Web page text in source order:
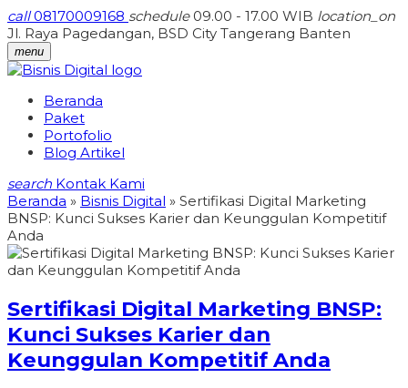
call08170009168 schedule09.00 - 17.00 WIB location_on
Jl. Raya Pagedangan, BSD City Tangerang Banten
menu
Beranda
Paket
Portofolio
Blog Artikel
search Kontak Kami
Beranda » Bisnis Digital » Sertifikasi Digital Marketing
BNSP: Kunci Sukses Karier dan Keunggulan Kompetitif
Anda
Sertifikasi Digital Marketing BNSP:
Kunci Sukses Karier dan
Keunggulan Kompetitif Anda